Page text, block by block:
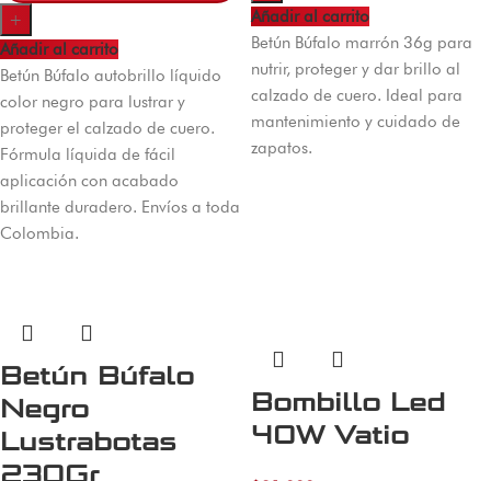
+
Añadir al carrito
Betún Búfalo autobrillo líquido
color negro para lustrar y
proteger el calzado de cuero.
Fórmula líquida de fácil
aplicación con acabado
brillante duradero. Envíos a toda
Colombia.
Añadir al carrito
Betún Búfalo marrón 36g para
nutrir, proteger y dar brillo al
calzado de cuero. Ideal para
mantenimiento y cuidado de
zapatos.
Betún Búfalo
Negro
Lustrabotas
Bombillo Led
40W Vatio